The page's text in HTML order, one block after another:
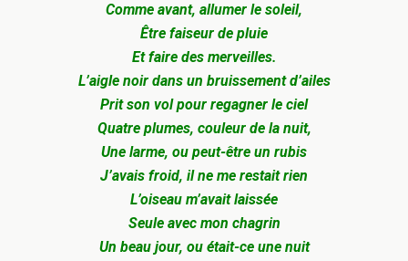
Comme avant, allumer le soleil,
Être faiseur de pluie
Et faire des merveilles.
L’aigle noir dans un bruissement d’ailes
Prit son vol pour regagner le ciel
Quatre plumes, couleur de la nuit,
Une larme, ou peut-être un rubis
J’avais froid, il ne me restait rien
L’oiseau m’avait laissée
Seule avec mon chagrin
Un beau jour, ou était-ce une nuit